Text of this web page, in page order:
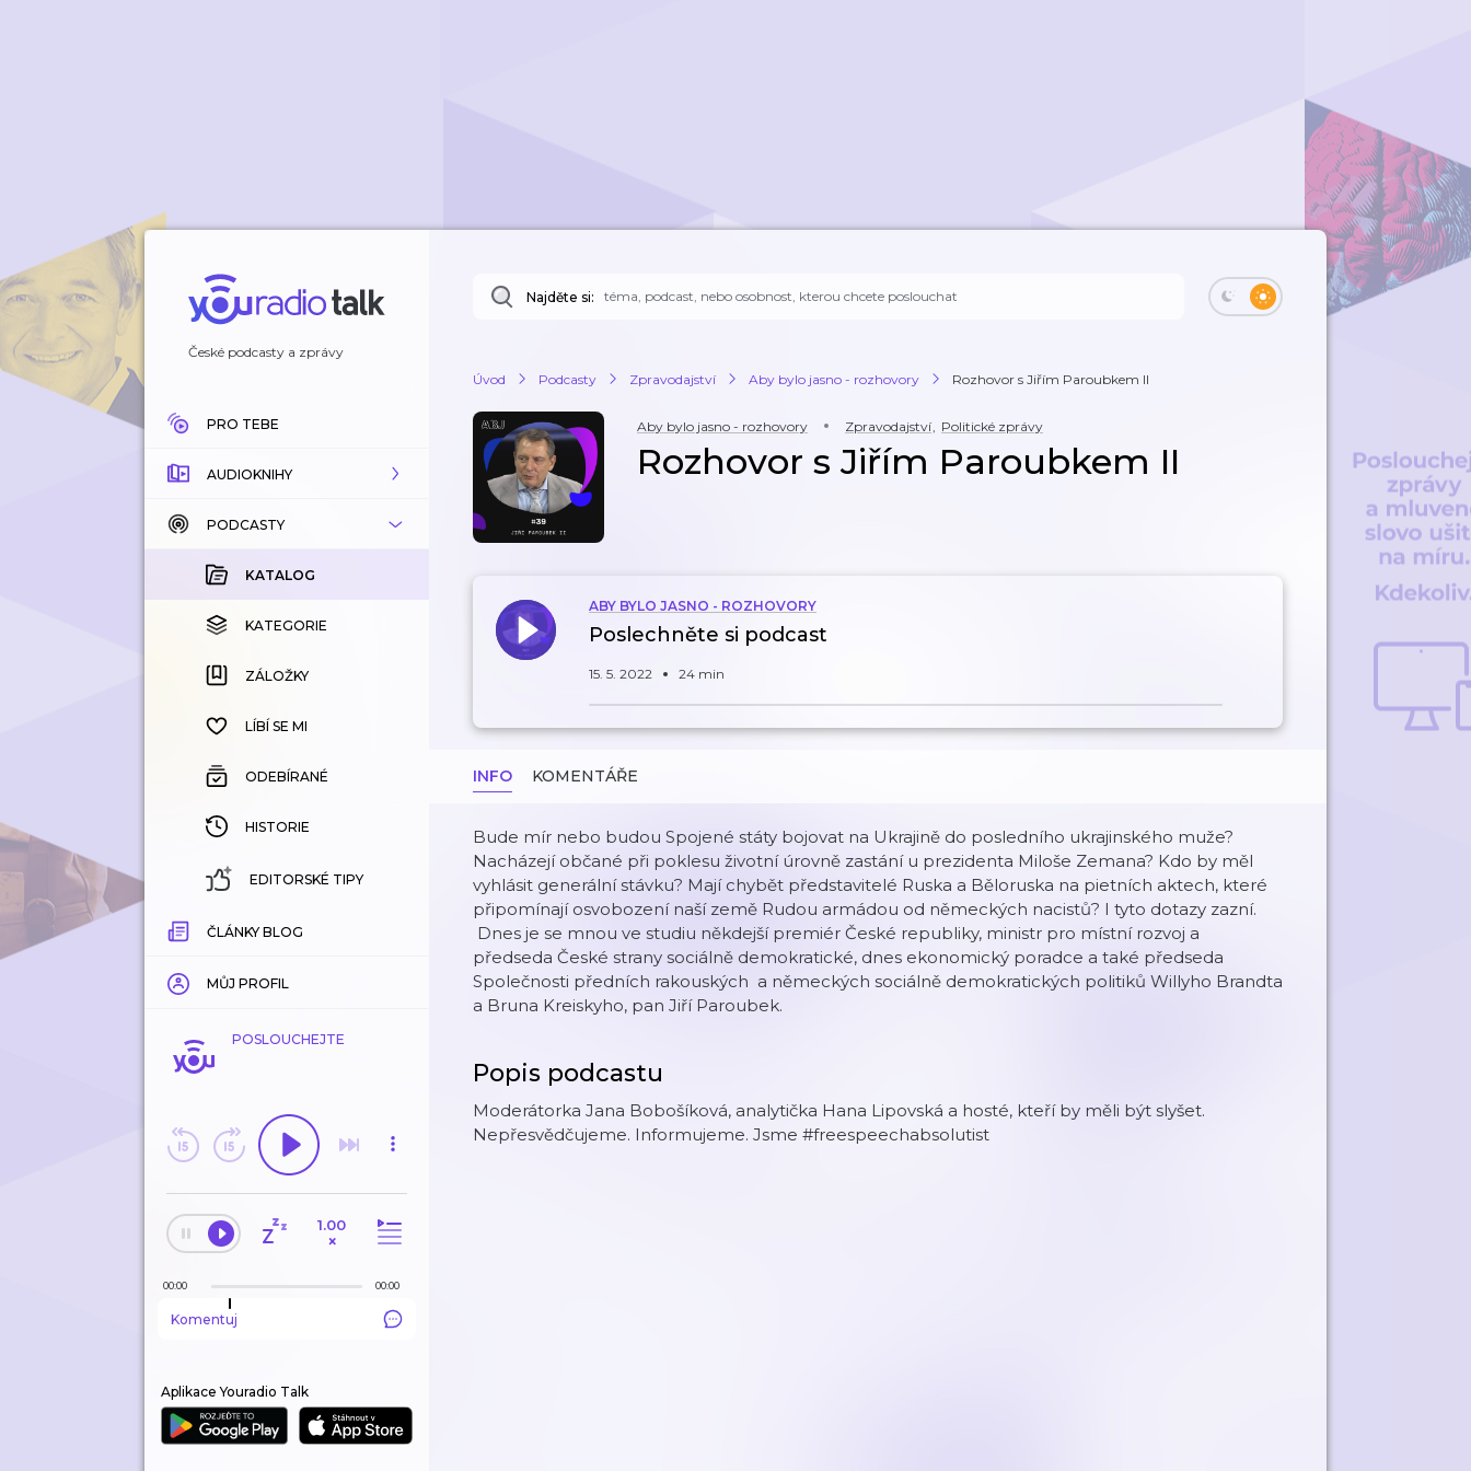
České podcasty a zprávy
PRO TEBE
AUDIOKNIHY
KATALOG
KOUPENÉ
KATEGORIE
ZÁLOŽKY
HISTORIE
PODCASTY
KATALOG
KATEGORIE
ZÁLOŽKY
LÍBÍ SE MI
ODEBÍRANÉ
HISTORIE
EDITORSKÉ TIPY
ČLÁNKY BLOG
MŮJ PROFIL
POSLOUCHEJTE
1.00
×
00:00 00:00
Komentuj
Aplikace Youradio Talk
Najděte si:
Úvod Podcasty Zpravodajství Aby bylo jasno - rozhovory Rozhovor s Jiřím Paroubkem II
Aby bylo jasno - rozhovory Zpravodajství, Politické zprávy
Rozhovor s Jiřím Paroubkem II
ABY BYLO JASNO - ROZHOVORY
Poslechněte si podcast
15. 5. 2022 24 min
INFO KOMENTÁŘE
Bude mír nebo budou Spojené státy bojovat na Ukrajině do posledního ukrajinského muže?
Nacházejí občané při poklesu životní úrovně zastání u prezidenta Miloše Zemana? Kdo by měl
vyhlásit generální stávku? Mají chybět představitelé Ruska a Běloruska na pietních aktech, které
připomínají osvobození naší země Rudou armádou od německých nacistů? I tyto dotazy zazní.
Dnes je se mnou ve studiu někdejší premiér České republiky, ministr pro místní rozvoj a
předseda České strany sociálně demokratické, dnes ekonomický poradce a také předseda
Společnosti předních rakouských a německých sociálně demokratických politiků Willyho Brandta
a Bruna Kreiskyho, pan Jiří Paroubek.
Popis podcastu
Moderátorka Jana Bobošíková, analytička Hana Lipovská a hosté, kteří by měli být slyšet.
Nepřesvědčujeme. Informujeme. Jsme #freespeechabsolutist